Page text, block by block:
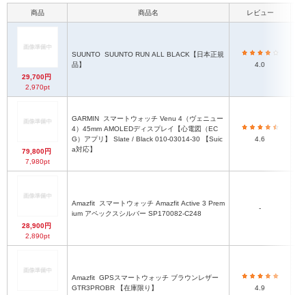
商品 商品名 レビュー
29,700円
2,970pt
SUUNTO
品】
4.0
79,800円
7,980pt
GARMIN
4）45mm AMOLEDディスプレイ【心電図（EC
G）アプリ】 Slate / Black 010-03014-30 【Suic
a対応】
4.6
28,900円
2,890pt
Amazfit
ium アペックスシルバー SP170082-C248
-
Amazfit
GTR3PROBR 【在庫限り】
4.9